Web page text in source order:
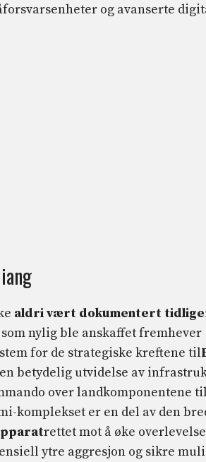
og avanserte
aldri vært dokumentert
nylig ble anskaffet fremhever
for de strategiske kreftene til
en betydelig utvidelse av
over landkomponentene
komplekset er en del av den
rettet mot å øke
ytre aggresjon og sikre